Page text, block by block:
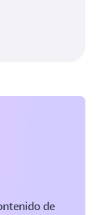
de